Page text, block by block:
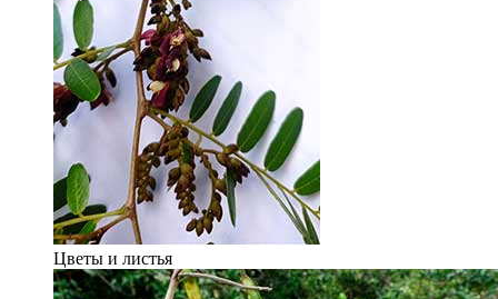
Цветы и листья